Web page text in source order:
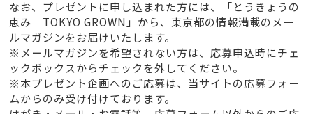
なお、プレゼントに申し込まれた方には、「とうきょうの
恵み TOKYO GROWN」から、東京都の情報満載のメー
ルマガジンをお届けいたします。
※メールマガジンを希望されない方は、応募申込時にチェ
ックボックスからチェックを外してください。
※本プレゼント企画へのご応募は、当サイトの応募フォー
ムからのみ受け付けております。